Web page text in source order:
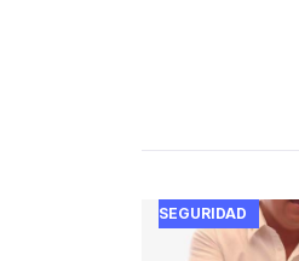
SEGURIDAD